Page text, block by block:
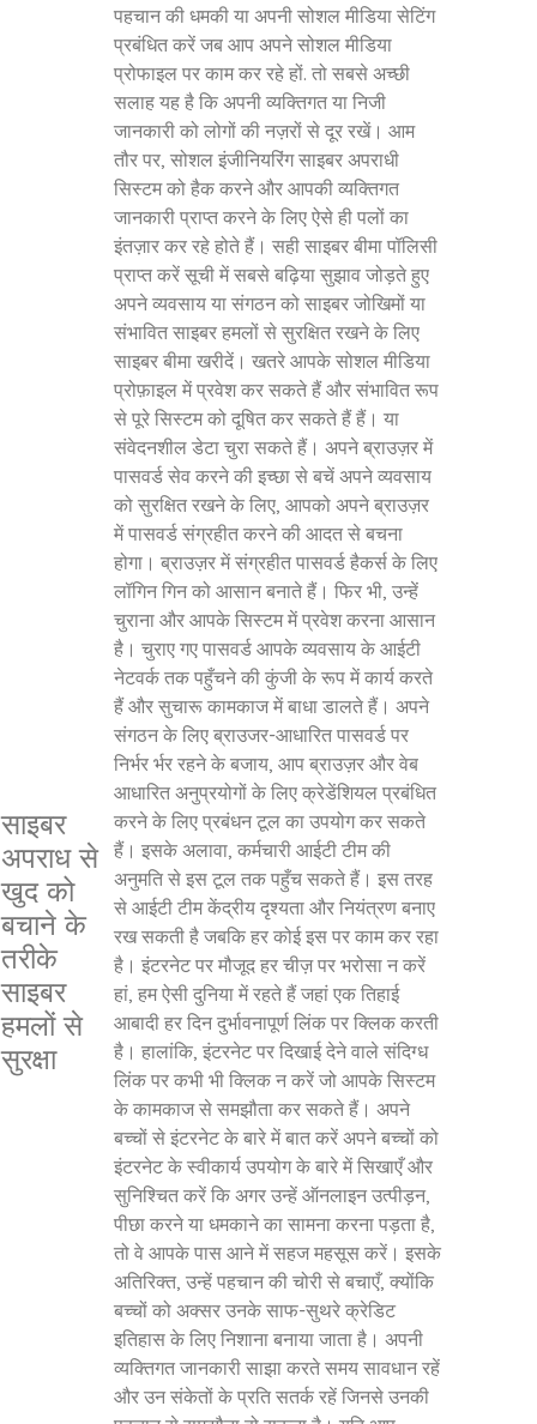
साइबर
अपराध से
खुद को
बचाने के
तरीके
साइबर
हमलों से
सुरक्षा
पहचान की धमकी या अपनी सोशल मीडिया सेटिंग
प्रबंधित करें जब आप अपने सोशल मीडिया
प्रोफाइल पर काम कर रहे हों. तो सबसे अच्छी
सलाह यह है कि अपनी व्यक्तिगत या निजी
जानकारी को लोगों की नज़रों से दूर रखें। आम
तौर पर, सोशल इंजीनियरिंग साइबर अपराधी
सिस्टम को हैक करने और आपकी व्यक्तिगत
जानकारी प्राप्त करने के लिए ऐसे ही पलों का
इंतज़ार कर रहे होते हैं। सही साइबर बीमा पॉलिसी
प्राप्त करें सूची में सबसे बढ़िया सुझाव जोड़ते हुए
अपने व्यवसाय या संगठन को साइबर जोखिमों या
संभावित साइबर हमलों से सुरक्षित रखने के लिए
साइबर बीमा खरीदें। खतरे आपके सोशल मीडिया
प्रोफ़ाइल में प्रवेश कर सकते हैं और संभावित रूप
से पूरे सिस्टम को दूषित कर सकते हैं हैं। या
संवेदनशील डेटा चुरा सकते हैं। अपने ब्राउज़र में
पासवर्ड सेव करने की इच्छा से बचें अपने व्यवसाय
को सुरक्षित रखने के लिए, आपको अपने ब्राउज़र
में पासवर्ड संग्रहीत करने की आदत से बचना
होगा। ब्राउज़र में संग्रहीत पासवर्ड हैकर्स के लिए
लॉगिन गिन को आसान बनाते हैं। फिर भी, उन्हें
चुराना और आपके सिस्टम में प्रवेश करना आसान
है। चुराए गए पासवर्ड आपके व्यवसाय के आईटी
नेटवर्क तक पहुँचने की कुंजी के रूप में कार्य करते
हैं और सुचारू कामकाज में बाधा डालते हैं। अपने
संगठन के लिए ब्राउजर-आधारित पासवर्ड पर
निर्भर र्भर रहने के बजाय, आप ब्राउज़र और वेब
आधारित अनुप्रयोगों के लिए क्रेडेंशियल प्रबंधित
करने के लिए प्रबंधन टूल का उपयोग कर सकते
हैं। इसके अलावा, कर्मचारी आईटी टीम की
अनुमति से इस टूल तक पहुँच सकते हैं। इस तरह
से आईटी टीम केंद्रीय दृश्यता और नियंत्रण बनाए
रख सकती है जबकि हर कोई इस पर काम कर रहा
है। इंटरनेट पर मौजूद हर चीज़ पर भरोसा न करें
हां, हम ऐसी दुनिया में रहते हैं जहां एक तिहाई
आबादी हर दिन दुर्भावनापूर्ण लिंक पर क्लिक करती
है। हालांकि, इंटरनेट पर दिखाई देने वाले संदिग्ध
लिंक पर कभी भी क्लिक न करें जो आपके सिस्टम
के कामकाज से समझौता कर सकते हैं। अपने
बच्चों से इंटरनेट के बारे में बात करें अपने बच्चों को
इंटरनेट के स्वीकार्य उपयोग के बारे में सिखाएँ और
सुनिश्चित करें कि अगर उन्हें ऑनलाइन उत्पीड़न,
पीछा करने या धमकाने का सामना करना पड़ता है,
तो वे आपके पास आने में सहज महसूस करें। इसके
अतिरिक्त, उन्हें पहचान की चोरी से बचाएँ, क्योंकि
बच्चों को अक्सर उनके साफ-सुथरे क्रेडिट
इतिहास के लिए निशाना बनाया जाता है। अपनी
व्यक्तिगत जानकारी साझा करते समय सावधान रहें
और उन संकेतों के प्रति सतर्क रहें जिनसे उनकी